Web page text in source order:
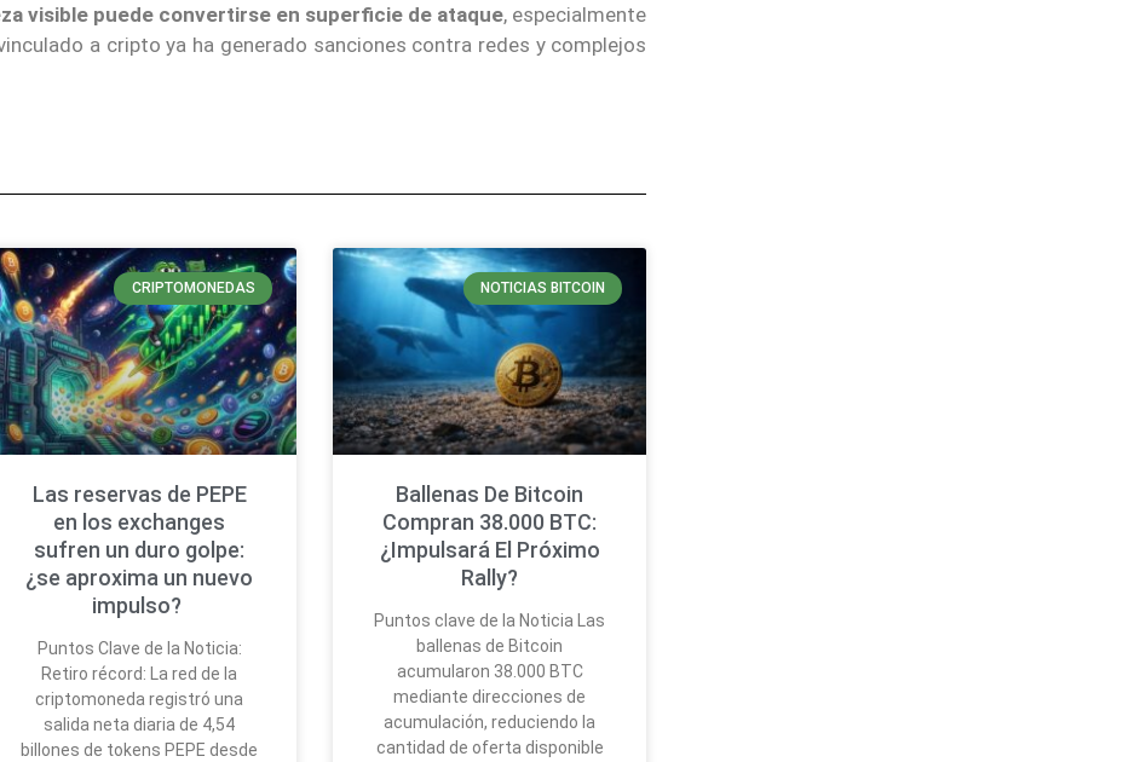
visible puede convertirse en superficie de ataque, especialmente
a cripto ya ha generado sanciones contra redes y complejos
CRIPTOMONEDAS
Las reservas de PEPE
en los exchanges
sufren un duro golpe:
¿se aproxima un nuevo
impulso?
Puntos Clave de la Noticia:
Retiro récord: La red de la
criptomoneda registró una
salida neta diaria de 4,54
billones de tokens PEPE desde
NOTICIAS BITCOIN
Ballenas De Bitcoin
Compran 38.000 BTC:
¿Impulsará El Próximo
Rally?
Puntos clave de la Noticia Las
ballenas de Bitcoin
acumularon 38.000 BTC
mediante direcciones de
acumulación, reduciendo la
cantidad de oferta disponible